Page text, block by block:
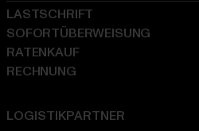
LOGISTIKPARTNER
LASTSCHRIFT
SOFORTÜBERWEISUNG
RATENKAUF
RECHNUNG